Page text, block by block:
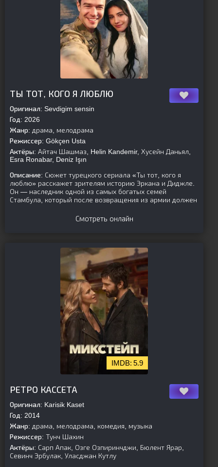
ТЫ ТОТ, КОГО Я ЛЮБЛЮ
Оригинал: Sevdigim sensin
Год: 2026
Жанр: драма, мелодрама
Режиссер: Gökçen Usta
Актёры: Айтач Шашмаз, Helin Kandemir, Хусейн Даньял,
Esra Ronabar, Deniz Işın
Описание: Сюжет турецкого сериала «Ты тот, кого я
люблю» расскажет зрителям историю Эркана и Диджле.
Он — наследник одной из самых богатых семей
Стамбула, который после возвращения из армии должен
Смотреть онлайн
5.9
РЕТРО КАССЕТА
Оригинал: Karisik Kaset
Год: 2014
Жанр: драма, мелодрама, комедия, музыка
Режиссер: Тунч Шахин
Актёры: Сарп Апак, Озге Озпиринчджи, Бюлент Ярар,
Севинч Эрбулак, Уласджан Кутлу